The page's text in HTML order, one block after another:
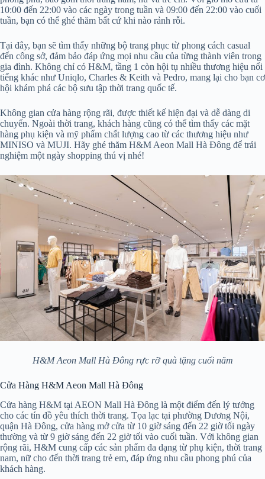
10:00 đến 22:00 vào các ngày trong tuần và 09:00 đến 22:00 vào cuối
tuần, bạn có thể ghé thăm bất cứ khi nào rảnh rỗi.
Tại đây, bạn sẽ tìm thấy những bộ trang phục từ phong cách casual
đến công sở, đảm bảo đáp ứng mọi nhu cầu của từng thành viên trong
gia đình. Không chỉ có H&M, tầng 1 còn hội tụ nhiều thương hiệu nổi
tiếng khác như Uniqlo, Charles & Keith và Pedro, mang lại cho bạn cơ
hội khám phá các bộ sưu tập thời trang quốc tế.
Không gian cửa hàng rộng rãi, được thiết kế hiện đại và dễ dàng di
chuyển. Ngoài thời trang, khách hàng cũng có thể tìm thấy các mặt
hàng phụ kiện và mỹ phẩm chất lượng cao từ các thương hiệu như
MINISO và MUJI. Hãy ghé thăm H&M Aeon Mall Hà Đông để trải
nghiệm một ngày shopping thú vị nhé!
H&M Aeon Mall Hà Đông rực rỡ quà tặng cuối năm
Cửa Hàng H&M Aeon Mall Hà Đông
Cửa hàng H&M tại AEON Mall Hà Đông là một điểm đến lý tưởng
cho các tín đồ yêu thích thời trang. Tọa lạc tại phường Dương Nội,
quận Hà Đông, cửa hàng mở cửa từ 10 giờ sáng đến 22 giờ tối ngày
thường và từ 9 giờ sáng đến 22 giờ tối vào cuối tuần. Với không gian
rộng rãi, H&M cung cấp các sản phẩm đa dạng từ phụ kiện, thời trang
nam, nữ cho đến thời trang trẻ em, đáp ứng nhu cầu phong phú của
khách hàng.